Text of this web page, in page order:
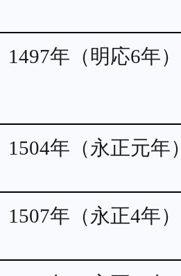
1497年（明応6年）
1504年（永正元年）
1507年（永正4年）